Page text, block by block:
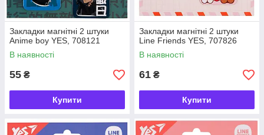
Закладки магнітні 2 штуки
Anime boy YES, 708121
В наявності
55 ₴
Купити
Закладки магнітні 2 штуки
Line Friends YES, 707826
В наявності
61 ₴
Купити